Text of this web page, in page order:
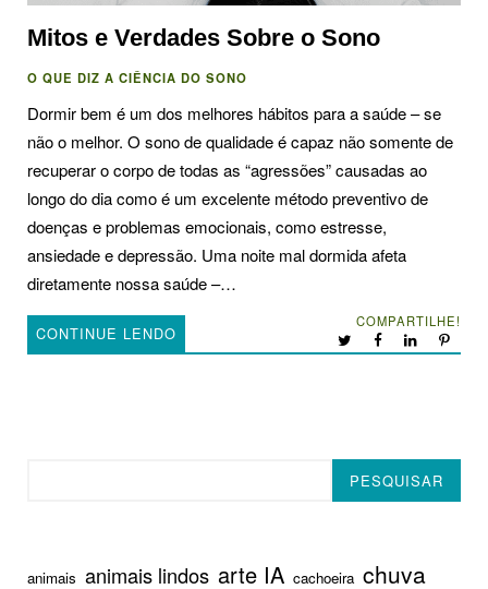
Mitos e Verdades Sobre o Sono
O QUE DIZ A CIÊNCIA DO SONO
Dormir bem é um dos melhores hábitos para a saúde – se
não o melhor. O sono de qualidade é capaz não somente de
recuperar o corpo de todas as “agressões” causadas ao
longo do dia como é um excelente método preventivo de
doenças e problemas emocionais, como estresse,
ansiedade e depressão. Uma noite mal dormida afeta
diretamente nossa saúde –…
CONTINUE LENDO
COMPARTILHE!
PESQUISAR
animais animais lindos arte IA cachoeira chuva